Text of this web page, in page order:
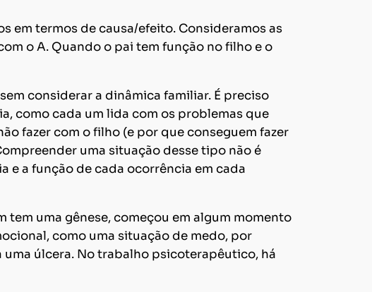
em termos de causa/efeito. Consideramos as
o A. Quando o pai tem função no filho e o
considerar a dinâmica familiar. É preciso
como cada um lida com os problemas que
fazer com o filho (e por que conseguem fazer
uma situação desse tipo não é
e a função de cada ocorrência em cada
uma gênese, começou em algum momento
como uma situação de medo, por
úlcera. No trabalho psicoterapêutico, há